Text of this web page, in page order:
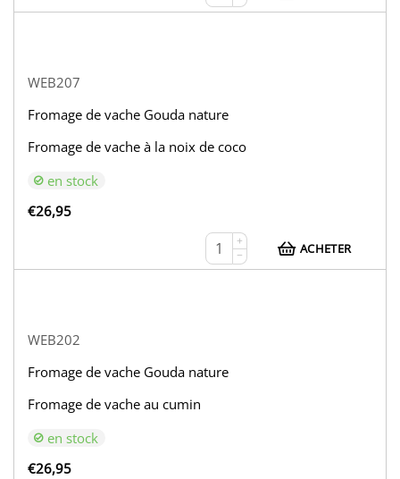
WEB207
Fromage de vache Gouda nature
Fromage de vache à la noix de coco
en stock
€26,95
+
−
ACHETER
WEB202
Fromage de vache Gouda nature
Fromage de vache au cumin
en stock
€26,95